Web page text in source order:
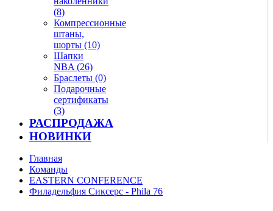
(8)
Компрессионные
штаны,
шорты (10)
Шапки
NBA (26)
Браслеты (0)
Подарочные
сертификаты
(3)
РАСПРОДАЖА
НОВИНКИ
Главная
Команды
EASTERN CONFERENCE
Филадельфия Сиксерс - Phila 76